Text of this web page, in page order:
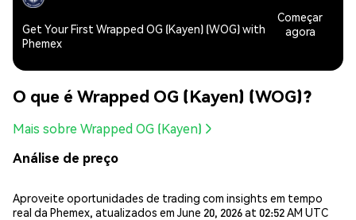
Get Your First Wrapped OG (Kayen) (WOG) with
Phemex
Começar
agora
O que é Wrapped OG (Kayen) (WOG)?
Mais sobre Wrapped OG (Kayen)
Análise de preço
Aproveite oportunidades de trading com insights em tempo
real da Phemex, atualizados em June 20, 2026 at 02:52 AM UTC